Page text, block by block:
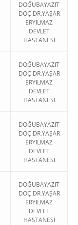
DOĞUBAYAZIT
DOÇ DR.YAŞAR
ERYILMAZ
DEVLET
HASTANESİ
DOĞUBAYAZIT
DOÇ DR.YAŞAR
ERYILMAZ
DEVLET
HASTANESİ
DOĞUBAYAZIT
DOÇ DR.YAŞAR
ERYILMAZ
DEVLET
HASTANESİ
DOĞUBAYAZIT
DOÇ DR.YAŞAR
ERYILMAZ
DEVLET
HASTANESİ